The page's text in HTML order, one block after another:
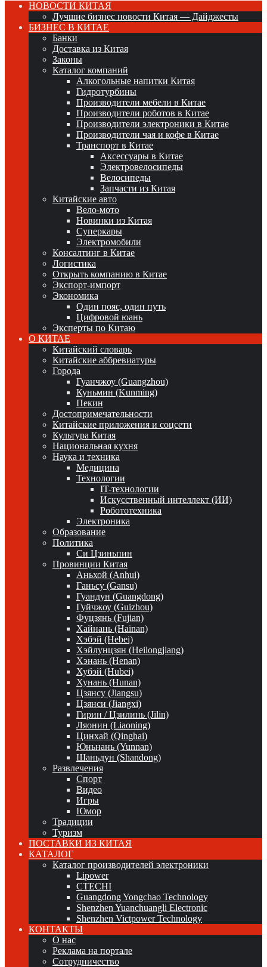
НОВОСТИ КИТАЯ
Лучшие бизнес новости Китая — Дайджесты
БИЗНЕС В КИТАЕ
Банки
Доставка из Китая
Законы
Каталог компаний
Алкогольные напитки Китая
Гидротурбины
Производители мебели в Китае
Производители роботов в Китае
Производители электроники в Китае
Производители чая и кофе в Китае
Транспорт в Китае
Аксессуары в Китае
Электровелосипеды
Велосипеды
Запчасти из Китая
Китайские авто
Вело-мото
Новинки из Китая
Суперкары
Электромобили
Консалтинг в Китае
Логистика
Открыть компанию в Китае
Экспорт-импорт
Экономика
Один пояс, один путь
Цифровой юань
Эксперты по Китаю
О КИТАЕ
Китайский словарь
Китайские аббревиатуры
Города
Гуанчжоу (Guangzhou)
Куньмин (Kunming)
Пекин
Достопримечательности
Китайские приложения и соцсети
Культура Китая
Национальная кухня
Наука и техника
Медицина
Технологии
IT-технологии
Искусственный интеллект (ИИ)
Робототехника
Электроника
Образование
Политика
Си Цзиньпин
Провинции Китая
Аньхой (Anhui)
Ганьсу (Gansu)
Гуандун (Guangdong)
Гуйчжоу (Guizhou)
Фуцзянь (Fujian)
Хайнань (Hainan)
Хэбэй (Hebei)
Хэйлунцзян (Heilongjiang)
Хэнань (Henan)
Хубэй (Hubei)
Хунань (Hunan)
Цзянсу (Jiangsu)
Цзянси (Jiangxi)
Гирин / Цзилинь (Jilin)
Ляонин (Liaoning)
Цинхай (Qinghai)
Юньнань (Yunnan)
Шаньдун (Shandong)
Развлечения
Спорт
Видео
Игры
Юмор
Традиции
Туризм
ПОСТАВКИ ИЗ КИТАЯ
КАТАЛОГ
Каталог производителей электроники
Lipower
CTECHI
Guangdong Yongchao Technology
Shenzhen Yuanchuangli Electronic
Shenzhen Victpower Technology
КОНТАКТЫ
О нас
Реклама на портале
Сотрудничество